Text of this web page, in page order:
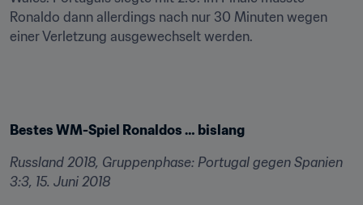
Ronaldo dann allerdings nach nur 30 Minuten wegen
einer Verletzung ausgewechselt werden.
Bestes WM-Spiel Ronaldos … bislang
Russland 2018, Gruppenphase: Portugal gegen Spanien
3:3, 15. Juni 2018